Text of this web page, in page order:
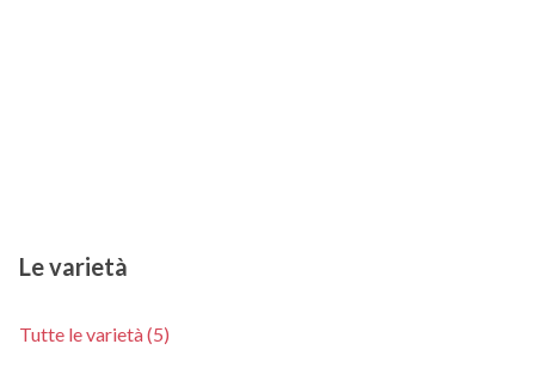
Le varietà
Tutte le varietà (5)